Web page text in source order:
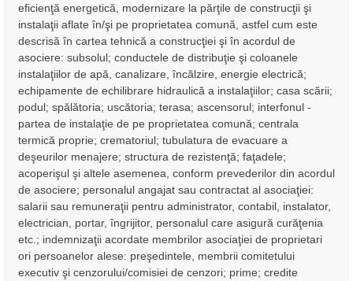
eficienţă energetică, modernizare la părţile de construcţii şi
instalaţii aflate în/şi pe proprietatea comună, astfel cum este
descrisă în cartea tehnică a construcţiei şi în acordul de
asociere: subsolul; conductele de distribuţie şi coloanele
instalaţiilor de apă, canalizare, încălzire, energie electrică;
echipamente de echilibrare hidraulică a instalaţiilor; casa scării;
podul; spălătoria; uscătoria; terasa; ascensorul; interfonul -
partea de instalaţie de pe proprietatea comună; centrala
termică proprie; crematoriul; tubulatura de evacuare a
deşeurilor menajere; structura de rezistenţă; faţadele;
acoperişul şi altele asemenea, conform prevederilor din acordul
de asociere; personalul angajat sau contractat al asociaţiei:
salarii sau remuneraţii pentru administrator, contabil, instalator,
electrician, portar, îngrijitor, personalul care asigură curăţenia
etc.; indemnizaţii acordate membrilor asociaţiei de proprietari
ori persoanelor alese: preşedintele, membrii comitetului
executiv şi cenzorului/comisiei de cenzori; prime; credite